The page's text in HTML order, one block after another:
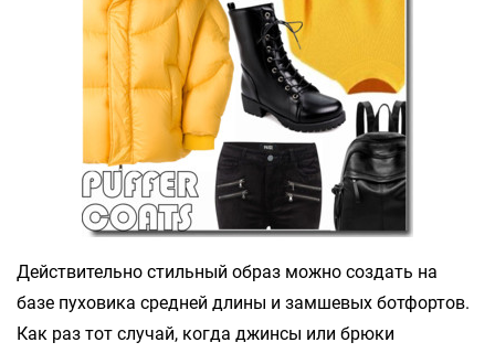
Действительно стильный образ можно создать на
базе пуховика средней длины и замшевых ботфортов.
Как раз тот случай, когда джинсы или брюки